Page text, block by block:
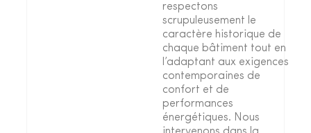
respectons
scrupuleusement le
caractère historique de
chaque bâtiment tout en
l’adaptant aux exigences
contemporaines de
confort et de
performances
énergétiques. Nous